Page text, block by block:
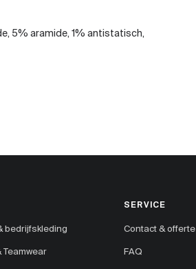
5% aramide, 1% antistatisch,
bedrijfskleding
Teamwear
SERVICE
Contact & offerte
FAQ